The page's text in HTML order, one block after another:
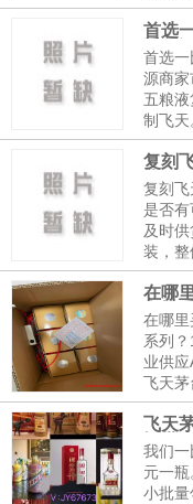
成就
刻酒
用茅
首选
手货
首选
源商
五粮
制飞天
飞天
格；
箱、彩
品飞
复刻
货。
复刻飞
是否
及时
装，整
茅台
宜，
人可
手货
在哪
白酒
在哪
系列
业供
飞天
台原
巧，
高，
货茅
飞天
酒批发
我们
元一瓶
小批